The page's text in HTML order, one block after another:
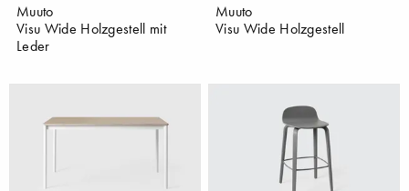
Muuto
Visu Wide Holzgestell mit
Leder
Muuto
Visu Wide Holzgestell